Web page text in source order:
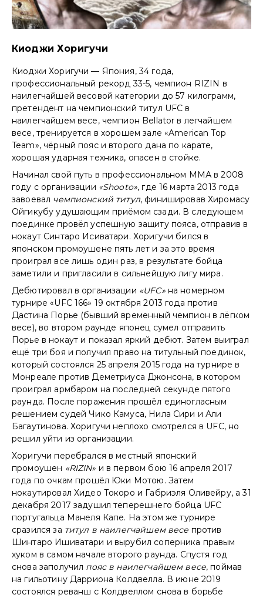
Киоджи Хоригучи
Киоджи Хоригучи — Япония, 34 года,
профессиональный рекорд 33-5, чемпион RIZIN в
наилегчайшей весовой категории до 57 килограмм,
претендент на чемпионский титул UFC в
наилегчайшем весе, чемпион Bellator в легчайшем
весе, тренируется в хорошем зале «American Top
Team», чёрный пояс и второго дана по карате,
хорошая ударная техника, опасен в стойке.
Начинал свой путь в профессиональном ММА в 2008
году с организации «Shooto», где 16 марта 2013 года
завоевал чемпионский титул, финишировав Хиромасу
Ойгикубу удушающим приёмом сзади. В следующем
поединке провёл успешную защиту пояса, отправив в
нокаут Синтаро Исиватари. Хоригучи бился в
японском промоушене пять лет и за это время
проиграл все лишь один раз, в результате бойца
заметили и пригласили в сильнейшую лигу мира.
Дебютировал в организации «UFC»на номерном
турнире «UFC 166» 19 октября 2013 года против
Дастина Порье (бывший временный чемпион в лёгком
весе), во втором раунде японец сумел отправить
Порье в нокаут и показал яркий дебют. Затем выиграл
ещё три боя и получил право на титульный поединок,
который состоялся 25 апреля 2015 года на турнире в
Монреале против Деметриуса Джонсона, в котором
проиграл армбаром на последней секунде пятого
раунда. После поражения прошёл единогласным
решением судей Чико Камуса, Нила Сири и Али
Багаутинова. Хоригучи неплохо смотрелся в UFC, но
решил уйти из организации.
Хоригучи перебрался в местный японский
промоушен «RIZIN» и в первом бою 16 апреля 2017
года по очкам прошёл Юки Мотою. Затем
нокаутировал Хидео Токоро и Габриэля Оливейру, а 31
декабря 2017 задушил теперешнего бойца UFC
португальца Манеля Капе. На этом же турнире
сразился за титул в наилегчайшем весе против
Шинтаро Ишиватари и вырубил соперника правым
хуком в самом начале второго раунда. Спустя год
снова заполучил пояс в наилегчайшем весе, поймав
на гильотину Дарриона Колдвелла. В июне 2019
состоялся реванш с Колдвеллом снова в борьбе